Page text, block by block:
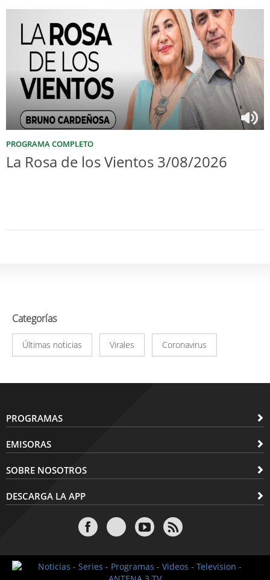
PROGRAMA COMPLETO
La Rosa de los Vientos 3/08/2026
Categorías
Últimas noticias Virales Coronavirus
PROGRAMAS
EMISORAS
SOBRE NOSOTROS
DESCARGA LA APP